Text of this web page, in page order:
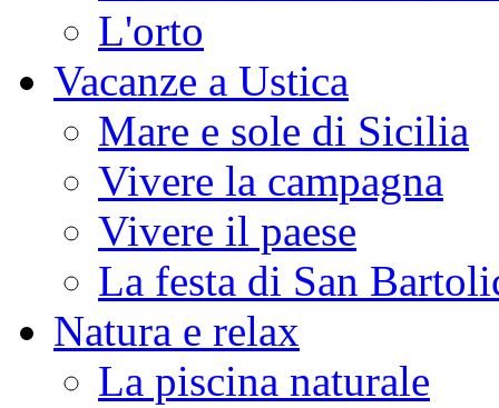
L'orto
Vacanze a Ustica
Mare e sole di Sicilia
Vivere la campagna
Vivere il paese
La festa di San
Natura e relax
La piscina naturale